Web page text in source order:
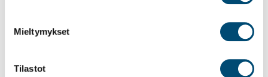
Mieltymykset
Tilastot